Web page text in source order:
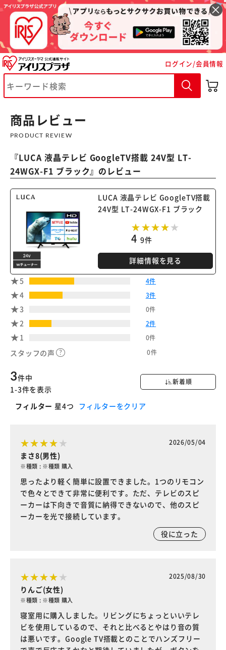
ログイン/会員情報
商品レビュー
PRODUCT REVIEW
『LUCA 液晶テレビ GoogleTV搭載 24V型 LT-
24WGX-F1 ブラック』のレビュー
LUCA 液晶テレビ GoogleTV搭載
24V型 LT-24WGX-F1 ブラック
4 9件
詳細情報を見る
5 4件
4 3件
3 0件
2 2件
1 0件
スタッフの声 0件
新着順
3件中
1-3件を表示
フィルター 星4つ フィルターをクリア
2026/05/04
まさ8(男性)
※種類 : ※種類 購入
思ったより軽く簡単に設置できました。1つのリモコン
で色々とできて非常に便利です。ただ、テレビのスピ
ーカーは下向きで音質に納得できないので、他のスピ
ーカーを光で接続しています。
役に立った
2025/08/30
りんご(女性)
※種類 : ※種類 購入
寝室用に購入しました。リビングにちょっといいテレ
ビを使用しているので、それと比べるとやはり音の質
は悪いです。Google TV搭載とのことでハンズフリー
※ご確認ください
カートに入れる